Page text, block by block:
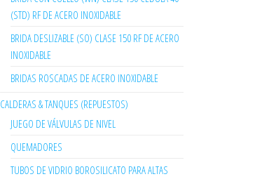
(STD) RF DE ACERO INOXIDABLE
BRIDA DESLIZABLE (SO) CLASE 150 RF DE ACERO
INOXIDABLE
BRIDAS ROSCADAS DE ACERO INOXIDABLE
CALDERAS & TANQUES (REPUESTOS)
JUEGO DE VÁLVULAS DE NIVEL
QUEMADORES
TUBOS DE VIDRIO BOROSILICATO PARA ALTAS